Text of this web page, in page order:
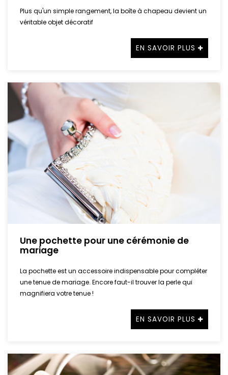
Plus qu'un simple rangement, la boîte à chapeau devient un
véritable objet décoratif
EN SAVOIR PLUS
Une pochette pour une cérémonie de
mariage
La pochette est un accessoire indispensable pour compléter
une tenue de mariage. Encore faut-il trouver la perle qui
magnifiera votre tenue !
EN SAVOIR PLUS